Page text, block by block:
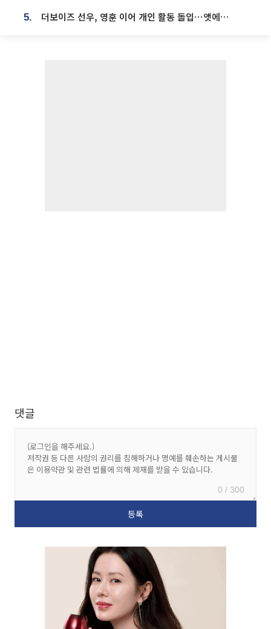
5. 더보이즈 선우, 영훈 이어 개인 활동 돌입⋯앳에어리어와 전속계약
댓글
0 / 300